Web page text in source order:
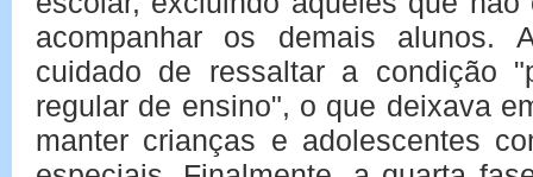
acompanhar os demais alunos.
cuidado de ressaltar a condição
regular de ensino", o que deixava
manter crianças e adolescentes